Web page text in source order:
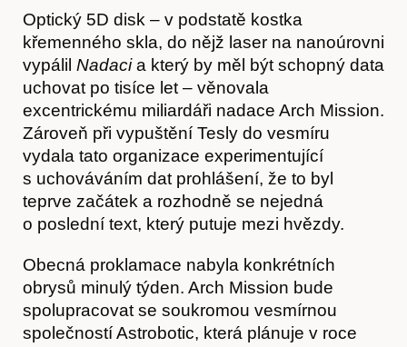
Články
Optický 5D disk – v podstatě kostka
křemenného skla, do nějž laser na nanoúrovni
vypálil Nadacia který by měl být schopný data
uchovat po tisíce let – věnovala
excentrickému miliardáři nadace Arch Mission.
Zároveň při vypuštění Tesly do vesmíru
vydala tato organizace experimentující
s uchováváním dat prohlášení, že to byl
teprve začátek a rozhodně se nejedná
o poslední text, který putuje mezi hvězdy.
Obecná proklamace nabyla konkrétních
obrysů minulý týden. Arch Mission bude
spolupracovat se soukromou vesmírnou
společností Astrobotic, která plánuje v roce